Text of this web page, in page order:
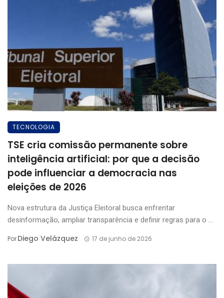
TECNOLOGIA
TSE cria comissão permanente sobre
inteligência artificial: por que a decisão
pode influenciar a democracia nas
eleições de 2026
Nova estrutura da Justiça Eleitoral busca enfrentar
desinformação, ampliar transparência e definir regras para o ...
PorDiego Velázquez 17 de junho de 2026